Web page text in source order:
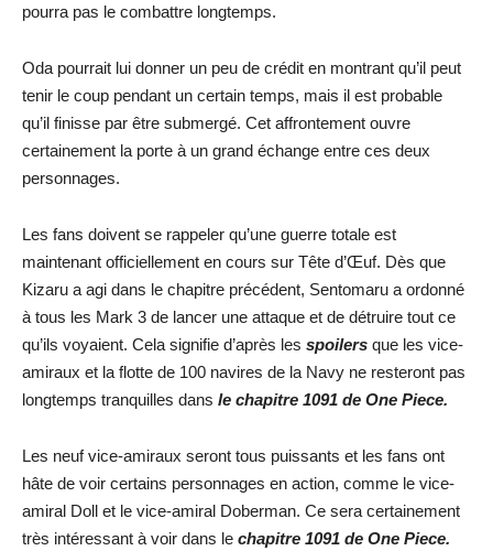
pourra pas le combattre longtemps.
Oda pourrait lui donner un peu de crédit en montrant qu’il peut
tenir le coup pendant un certain temps, mais il est probable
qu’il finisse par être submergé. Cet affrontement ouvre
certainement la porte à un grand échange entre ces deux
personnages.
Les fans doivent se rappeler qu’une guerre totale est
maintenant officiellement en cours sur Tête d’Œuf. Dès que
Kizaru a agi dans le chapitre précédent, Sentomaru a ordonné
à tous les Mark 3 de lancer une attaque et de détruire tout ce
qu’ils voyaient. Cela signifie d’après les spoilers que les vice-
amiraux et la flotte de 100 navires de la Navy ne resteront pas
longtemps tranquilles dans le chapitre 1091 de One Piece.
Les neuf vice-amiraux seront tous puissants et les fans ont
hâte de voir certains personnages en action, comme le vice-
amiral Doll et le vice-amiral Doberman. Ce sera certainement
très intéressant à voir dans le chapitre 1091 de One Piece.